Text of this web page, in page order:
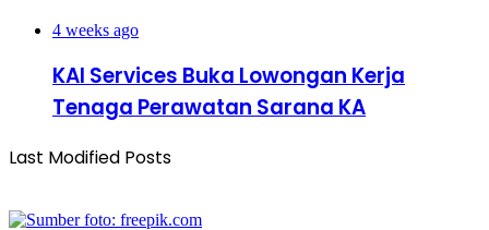
4 weeks ago
KAI Services Buka Lowongan Kerja
Tenaga Perawatan Sarana KA
Last Modified Posts